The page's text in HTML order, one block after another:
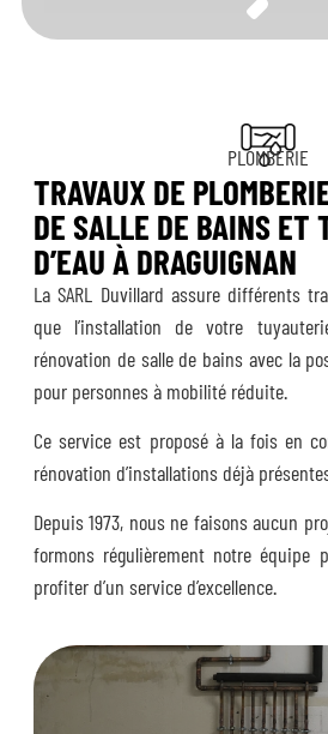
PLOMBERIE
TRAVAUX DE
DE SALLE DE BAINS ET
D’EAU À DRAGUIGNAN
La SARL Duvillard assure différents
que l’installation de votre
rénovation de salle de bains avec la
pour personnes à mobilité réduite.
Ce service est proposé à la fois en
rénovation d’installations déjà
Depuis 1973, nous ne faisons aucun
formons régulièrement notre équipe
profiter d’un service d’excellence.